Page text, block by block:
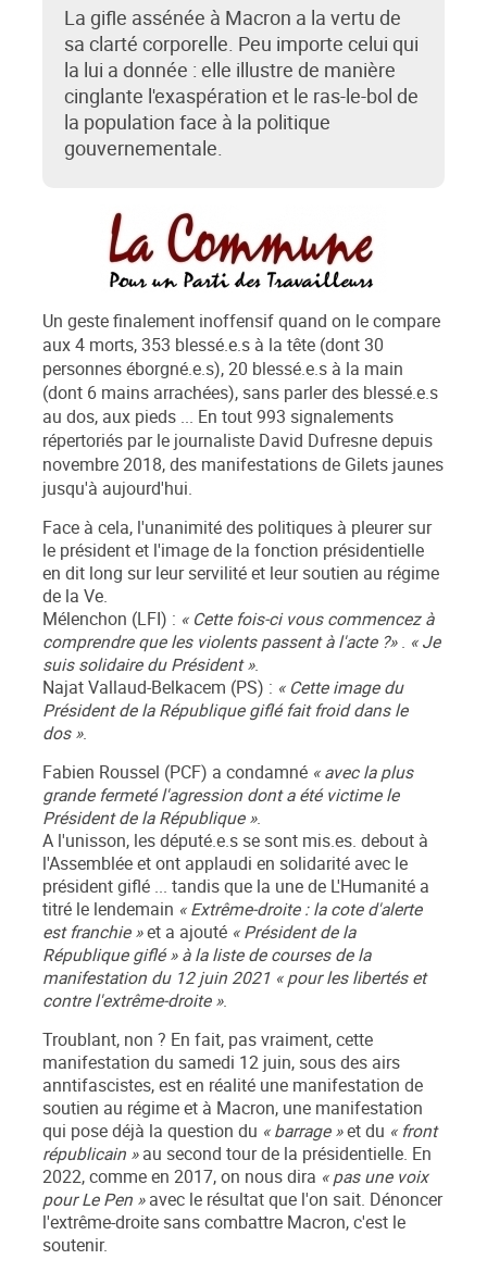
La gifle assénée à Macron a la vertu de
sa clarté corporelle. Peu importe celui qui
la lui a donnée : elle illustre de manière
cinglante l'exaspération et le ras-le-bol de
la population face à la politique
gouvernementale.
Un geste finalement inoffensif quand on le compare
aux 4 morts, 353 blessé.e.s à la tête (dont 30
personnes éborgné.e.s), 20 blessé.e.s à la main
(dont 6 mains arrachées), sans parler des blessé.e.s
au dos, aux pieds ... En tout 993 signalements
répertoriés par le journaliste David Dufresne depuis
novembre 2018, des manifestations de Gilets jaunes
jusqu'à aujourd'hui.
Face à cela, l'unanimité des politiques à pleurer sur
le président et l'image de la fonction présidentielle
en dit long sur leur servilité et leur soutien au régime
de la Ve.
Mélenchon (LFI) : « Cette fois-ci vous commencez à
comprendre que les violents passent à l'acte ?». « Je
suis solidaire du Président ».
Najat Vallaud-Belkacem (PS) : « Cette image du
Président de la République giflé fait froid dans le
dos ».
Fabien Roussel (PCF) a condamné « avec la plus
grande fermeté l'agression dont a été victime le
Président de la République ».
A l'unisson, les député.e.s se sont mis.es. debout à
l'Assemblée et ont applaudi en solidarité avec le
président giflé ... tandis que la une de L'Humanité a
titré le lendemain « Extrême-droite : la cote d'alerte
est franchie »et a ajouté « Président de la
République giflé » à la liste de courses de la
manifestation du 12 juin 2021 « pour les libertés et
contre l'extrême-droite ».
Troublant, non ? En fait, pas vraiment, cette
manifestation du samedi 12 juin, sous des airs
anntifascistes, est en réalité une manifestation de
soutien au régime et à Macron, une manifestation
qui pose déjà la question du « barrage »et du « front
républicain »au second tour de la présidentielle. En
2022, comme en 2017, on nous dira « pas une voix
pour Le Pen »avec le résultat que l'on sait. Dénoncer
l'extrême-droite sans combattre Macron, c'est le
soutenir.